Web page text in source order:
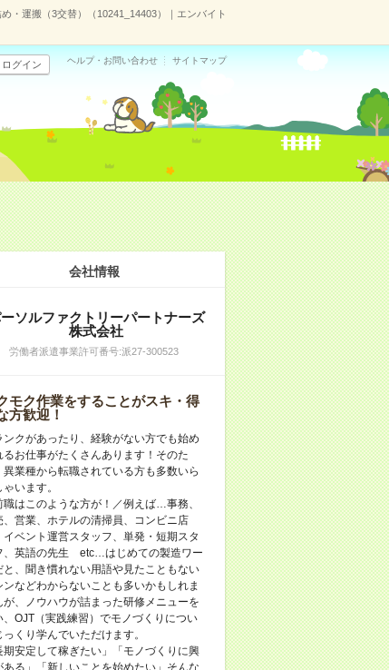
・運搬（3交替）（10241_14403）｜エンバイト
ログイン ヘルプ・お問い合わせ サイトマップ
会社情報
ソルファクトリーパートナーズ
株式会社
労働者派遣事業許可番号:派27-300523
モク作業をすることがスキ・得
方歓迎！
ンクがあったり、経験がない方でも始め
るお仕事がたくさんあります！そのた
異業種から転職されている方も多数いら
ゃいます。
職はこのような方が！／例えば…事務、
、営業、ホテルの清掃員、コンビニ店
イベント運営スタッフ、単発・短期スタ
、英語の先生 etc…はじめての製造ワー
と、聞き慣れない用語や見たこともない
ンなどわからないことも多いかもしれま
が、ノウハウが詰まった研修メニューを
、OJT（実践練習）でモノづくりについ
っくり学んでいただけます。
期安定して稼ぎたい」「モノづくりに興
ある」「新しいことを始めたい」そんな